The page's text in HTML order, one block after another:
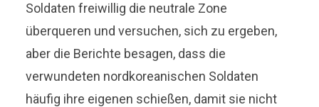
Soldaten freiwillig die neutrale Zone
überqueren und versuchen, sich zu ergeben,
aber die Berichte besagen, dass die
verwundeten nordkoreanischen Soldaten
häufig ihre eigenen schießen, damit sie nicht